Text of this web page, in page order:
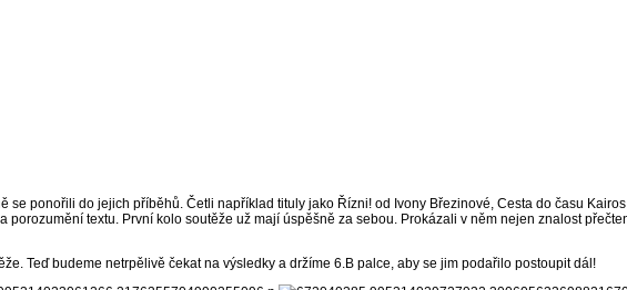
ponořili do jejich příběhů. Četli například tituly jako Řízni! od Ivony Březinové, Cesta do času
textu. První kolo soutěže už mají úspěšně za sebou. Prokázali v něm nejen znalost
Teď budeme netrpělivě čekat na výsledky a držíme 6.B palce, aby se jim podařilo postoupit dál!